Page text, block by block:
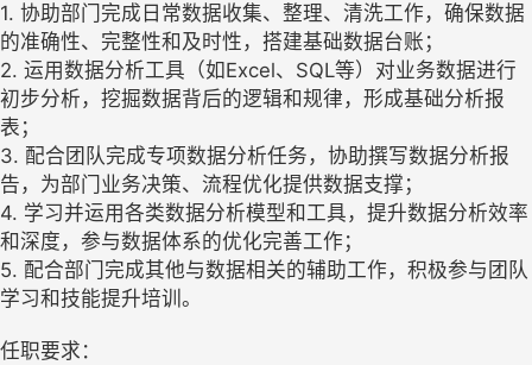
1. 协助部门完成日常数据收集、整理、清洗工作，确保数据
的准确性、完整性和及时性，搭建基础数据台账；
2. 运用数据分析工具（如Excel、SQL等）对业务数据进行
初步分析，挖掘数据背后的逻辑和规律，形成基础分析报
表；
3. 配合团队完成专项数据分析任务，协助撰写数据分析报
告，为部门业务决策、流程优化提供数据支撑；
4. 学习并运用各类数据分析模型和工具，提升数据分析效率
和深度，参与数据体系的优化完善工作；
5. 配合部门完成其他与数据相关的辅助工作，积极参与团队
学习和技能提升培训。
任职要求：